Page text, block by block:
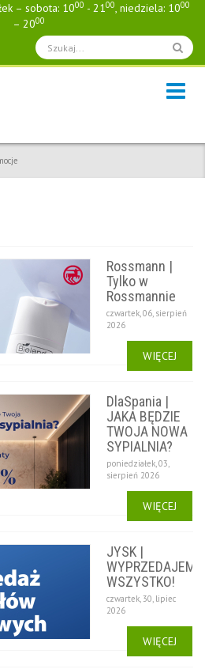
– sobota: 1000 - 2100, niedziela: 1000
– 2000
Rossmann |
Tylko w
Rossmannie
czwartek, 06, sierpień
2026
WIĘCEJ
DlaSpania |
JAKA BĘDZIE
TWOJA NOWA
SYPIALNIA?
poniedziałek, 03,
sierpień 2026
WIĘCEJ
JYSK |
WYPRZEDAJEMY
WSZYSTKO!
czwartek, 30, lipiec
2026
WIĘCEJ